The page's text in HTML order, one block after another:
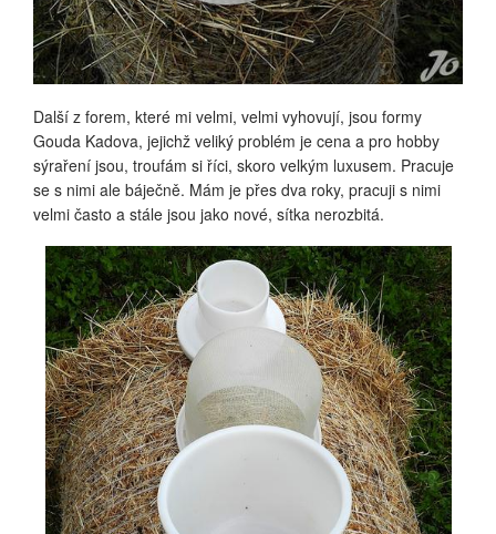
Další z forem, které mi velmi, velmi vyhovují, jsou formy
Gouda Kadova, jejichž veliký problém je cena a pro hobby
sýraření jsou, troufám si říci, skoro velkým luxusem. Pracuje
se s nimi ale báječně. Mám je přes dva roky, pracuji s nimi
velmi často a stále jsou jako nové, sítka nerozbitá.